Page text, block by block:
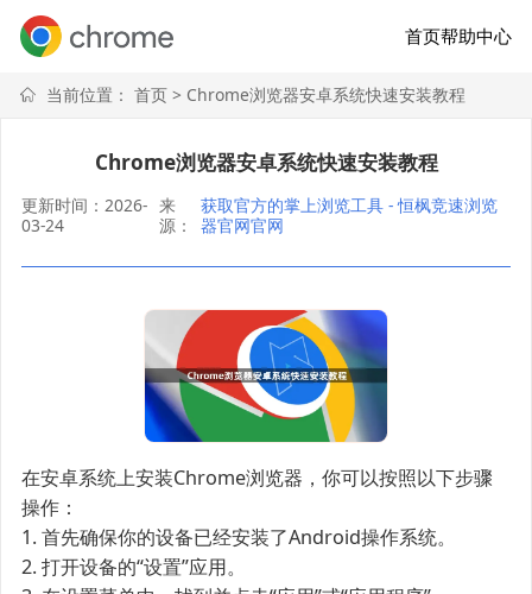
首页帮助中心
当前位置： 首页> Chrome浏览器安卓系统快速安装教程
Chrome浏览器安卓系统快速安装教程
更新时间：2026-
03-24
来
源：
获取官方的掌上浏览工具 - 恒枫竞速浏览
器官网官网
在安卓系统上安装Chrome浏览器，你可以按照以下步骤
操作：
1. 首先确保你的设备已经安装了Android操作系统。
2. 打开设备的“设置”应用。